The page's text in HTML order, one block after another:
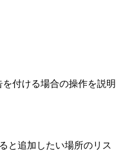
付ける場合の操作を説明
と追加したい場所のリス